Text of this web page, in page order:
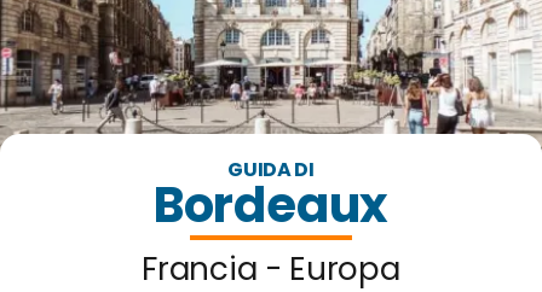
GUIDA DI
Bordeaux
Francia - Europa